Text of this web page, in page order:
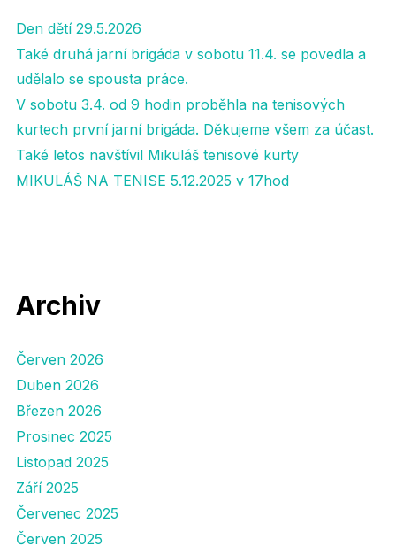
Den dětí 29.5.2026
Také druhá jarní brigáda v sobotu 11.4. se povedla a
udělalo se spousta práce.
V sobotu 3.4. od 9 hodin proběhla na tenisových
kurtech první jarní brigáda. Děkujeme všem za účast.
Také letos navštívil Mikuláš tenisové kurty
MIKULÁŠ NA TENISE 5.12.2025 v 17hod
Archiv
Červen 2026
Duben 2026
Březen 2026
Prosinec 2025
Listopad 2025
Září 2025
Červenec 2025
Červen 2025